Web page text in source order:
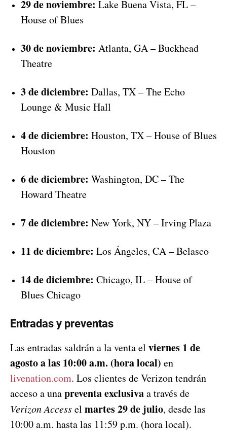
29 de noviembre: Lake Buena Vista, FL –
House of Blues
30 de noviembre: Atlanta, GA – Buckhead
Theatre
3 de diciembre: Dallas, TX – The Echo
Lounge & Music Hall
4 de diciembre: Houston, TX – House of Blues
Houston
6 de diciembre: Washington, DC – The
Howard Theatre
7 de diciembre: New York, NY – Irving Plaza
11 de diciembre: Los Ángeles, CA – Belasco
14 de diciembre: Chicago, IL – House of
Blues Chicago
Entradas y preventas
Las entradas saldrán a la venta el viernes 1 de
agosto a las 10:00 a.m. (hora local) en
livenation.com. Los clientes de Verizon tendrán
acceso a unapreventa exclusivaa través de
Verizon Accessel martes 29 de julio, desde las
10:00 a.m. hasta las 11:59 p.m. (hora local).